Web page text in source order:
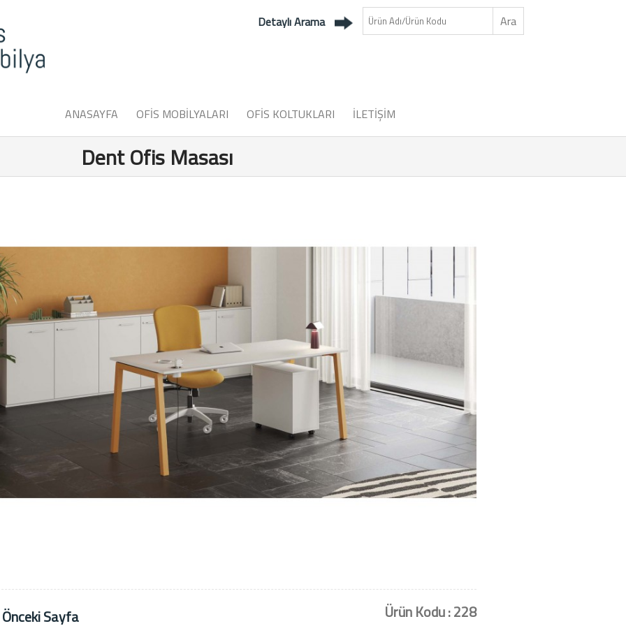
Detaylı Arama
ANASAYFA OFİS MOBİLYALARI OFİS KOLTUKLARI İLETİŞİM
Dent Ofis Masası
Sayfa Ürün Kodu : 228